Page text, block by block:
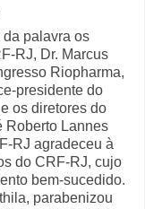
da palavra os
RJ, Dr. Marcus
Riopharma,
presidente do
os diretores do
Roberto Lannes
RJ agradeceu à
do CRF-RJ, cujo
bem-sucedido.
parabenizou